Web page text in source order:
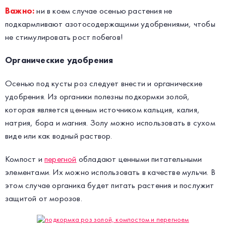
Важно:ни в коем случае осенью растения не
подкармливают азотосодержащими удобрениями, чтобы
не стимулировать рост побегов!
Органические удобрения
Осенью под кусты роз следует внести и органические
удобрения. Из органики полезны подкормки золой,
которая является ценным источником кальция, калия,
натрия, бора и магния. Золу можно использовать в сухом
виде или как водный раствор.
Компост и перегной обладают ценными питательными
элементами. Их можно использовать в качестве мульчи. В
этом случае органика будет питать растения и послужит
защитой от морозов.